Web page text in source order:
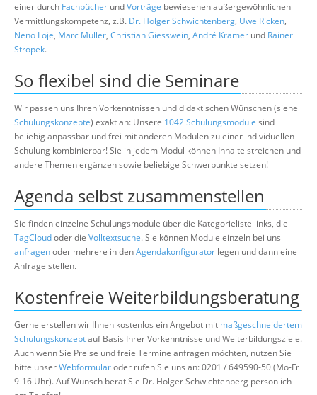
einer durch Fachbücher undVorträge bewiesenen außergewöhnlichen
Vermittlungskompetenz, z.B. Dr. Holger Schwichtenberg, Uwe Ricken,
Neno Loje, Marc Müller, Christian Giesswein, André Krämer und Rainer
Stropek.
So flexibel sind die Seminare
Wir passen uns Ihren Vorkenntnissen und didaktischen Wünschen (siehe
Schulungskonzepte) exakt an: Unsere 1042 Schulungsmodule sind
beliebig anpassbar und frei mit anderen Modulen zu einer individuellen
Schulung kombinierbar! Sie in jedem Modul können Inhalte streichen und
andere Themen ergänzen sowie beliebige Schwerpunkte setzen!
Agenda selbst zusammenstellen
Sie finden einzelne Schulungsmodule über die Kategorieliste links, die
TagCloudoder die Volltextsuche. Sie können Module einzeln bei uns
anfragenoder mehrere in denAgendakonfigurator legen und dann eine
Anfrage stellen.
Kostenfreie Weiterbildungsberatung
Gerne erstellen wir Ihnen kostenlos ein Angebot mit maßgeschneidertem
Schulungskonzeptauf Basis Ihrer Vorkenntnisse und Weiterbildungsziele.
Auch wenn Sie Preise und freie Termine anfragen möchten, nutzen Sie
bitte unserWebformularoder rufen Sie uns an: 0201 / 649590-50 (Mo-Fr
9-16 Uhr). Auf Wunsch berät Sie Dr. Holger Schwichtenberg persönlich